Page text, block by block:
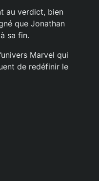
au verdict, bien
que Jonathan
sa fin.
Marvel qui
de redéfinir le